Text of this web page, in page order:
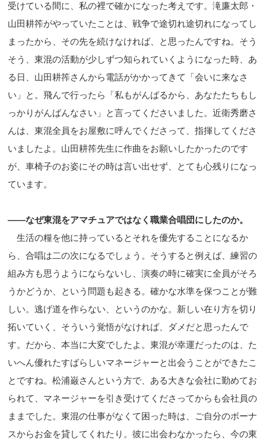
受けている間に、私の裡で確かになった考えです。滝廉太郎・
山田耕筰がやっていたことは、戦争で途切れ途切れになってし
まったから、その先を続けなければ、と思ったんですね。そう
そう、東混の活動が少しずつ知られていくようになった時、あ
る日、山田耕筰さんから電話がかかってきて「会いに来なさ
い」と。飛んで行ったら「私もがんばるから、あなたたちもし
っかりがんばんなさい」と言ってくださいました。近衛秀磨さ
んは、東混全員をお屋敷に呼んでくださって、指揮してくださ
いましたよ。山田耕筰先生に作曲をお願いしたかったのです
が、車椅子のお姿にその時は言い出せず、とても心残りになっ
ています。
――なぜ東混をアマチュアではなく職業合唱団にしたのか。
生活の糧を他に持っているとそれを優先することになるか
ら、合唱は二の次になるでしょう。そうすると例えば、練習の
組み方も思うようにならないし、演奏の時に確実に全員がそろ
うかどうか、という問題も起きる。確かな水準を保つことが難
しい。逃げ道を作らない、というのかな。新しい在り方を切り
拓いていく、そういう覚悟がなければ、ダメだと思ったんで
す。だから、本当に大変でしたよ。東混が幸運だったのは、た
いへん優れたすばらしいマネージャーと出会うことができたこ
とですね。松浦巌さんという方で、ある大きな会社に勤めてお
られて、マネージャーを引き受けてくださってからも会社員の
ままでした。東混の仕事がなくて困った時は、ご自分のボーナ
スからお金を貸してくれたり。彼に出会わなかったら、今の東